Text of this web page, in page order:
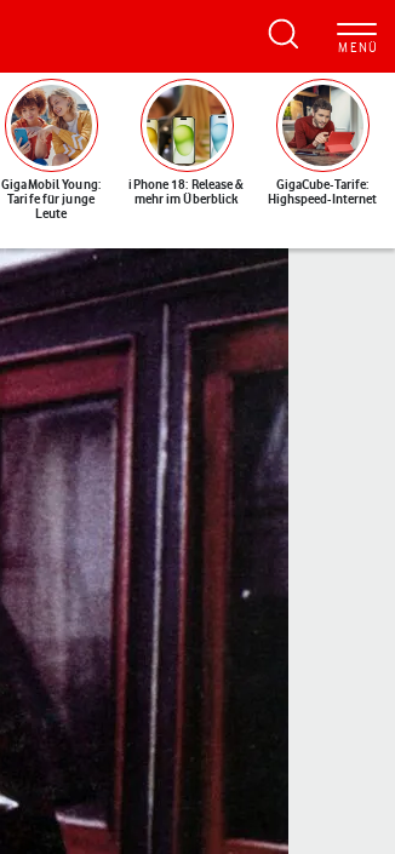
GigaMobil Young:
Tarife für junge
Leute
iPhone 18: Release &
mehr im Überblick
GigaCube-Tarife:
Highspeed-Internet